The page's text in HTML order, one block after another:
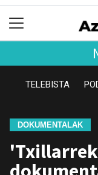
TELEBISTA
DOKUMENTALAK